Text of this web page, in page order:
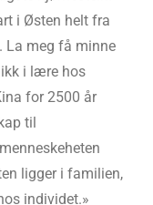
i Østen helt fra
La meg få minne
i lære hos
for 2500 år
til
ligger i familien,
individet.»